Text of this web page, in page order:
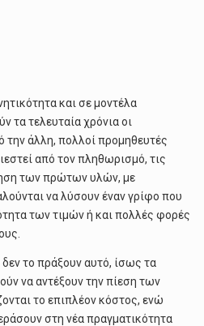
και σε μοντέλα
τα τελευταία χρόνια οι
την άλλη, πολλοί προμηθευτές
από τον πληθωρισμό, τις
των πρώτων υλών, με
να λύσουν έναν γρίφο που
των τιμών ή και πολλές φορές
το πράξουν αυτό, ίσως τα
να αντέξουν την πίεση των
το επιπλέον κόστος, ενώ
στη νέα πραγματικότητα